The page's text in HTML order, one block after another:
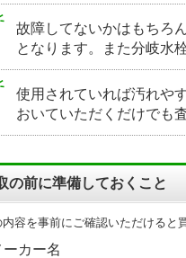
故障してないかはもちろ
となります。また分岐水
使用されていれば汚れや
おいていただくだけでも
の前に準備しておくこと
容を事前にご確認いただけると
ーカー名